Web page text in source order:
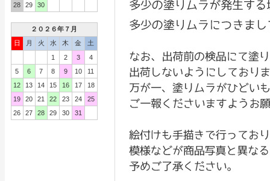
28
29 30
２０２６年７月
日
月 火 水 木 金
土
1
2 3
4
5
6 7 8 9 10
11
12
13 14 15 16 17
18
19
20 21 22 23 24
25
26
27 28 29 30 31